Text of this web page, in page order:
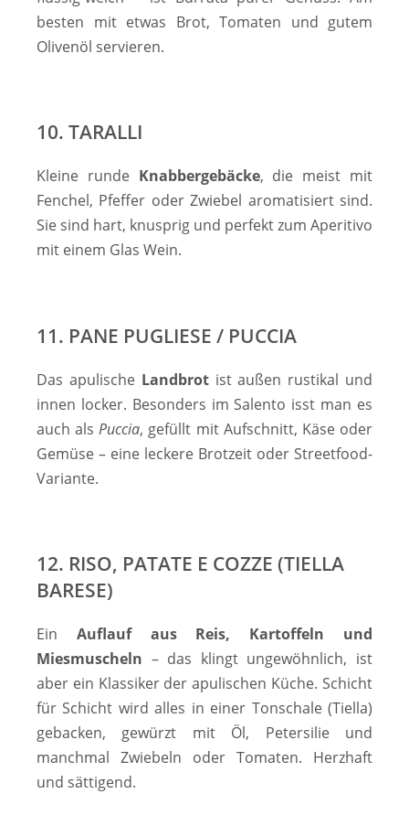
besten mit etwas Brot, Tomaten und gutem
Olivenöl servieren.
10. TARALLI
Kleine runde Knabbergebäcke, die meist mit
Fenchel, Pfeffer oder Zwiebel aromatisiert sind.
Sie sind hart, knusprig und perfekt zum Aperitivo
mit einem Glas Wein.
11. PANE PUGLIESE / PUCCIA
Das apulische Landbrotist außen rustikal und
innen locker. Besonders im Salento isst man es
auch alsPuccia, gefüllt mit Aufschnitt, Käse oder
Gemüse – eine leckere Brotzeit oder Streetfood-
Variante.
12. RISO, PATATE E COZZE (TIELLA
BARESE)
Ein Auflauf aus Reis, Kartoffeln und
Miesmuscheln – das klingt ungewöhnlich, ist
aber ein Klassiker der apulischen Küche. Schicht
für Schicht wird alles in einer Tonschale (Tiella)
gebacken, gewürzt mit Öl, Petersilie und
manchmal Zwiebeln oder Tomaten. Herzhaft
und sättigend.